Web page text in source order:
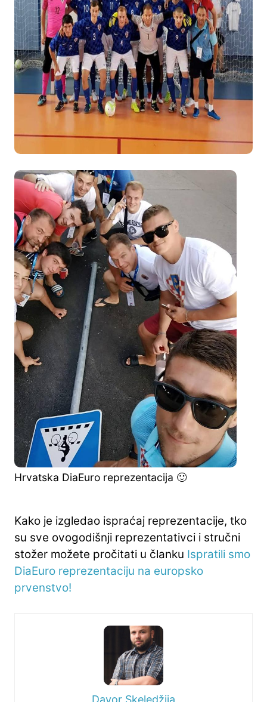
Hrvatska DiaEuro reprezentacija 🙂
Kako je izgledao ispraćaj reprezentacije, tko
su sve ovogodišnji reprezentativci i stručni
stožer možete pročitati u članku Ispratili smo
DiaEuro reprezentaciju na europsko
prvenstvo!
Davor Skeledžija